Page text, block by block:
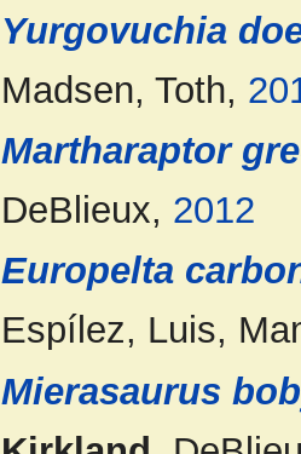
Yurgovuchia
Madsen, Toth,
Martharaptor
DeBlieux, 2012
Europelta
Espílez, Luis,
Mierasaurus